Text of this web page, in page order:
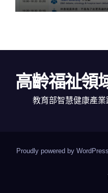
高齡福祉領
教育部智慧健康產
Proudly powered by WordPress